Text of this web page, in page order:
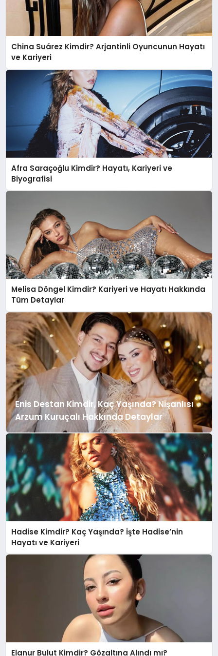
China Suárez Kimdir? Arjantinli Oyuncunun Hayatı
ve Kariyeri
Afra Saraçoğlu Kimdir? Hayatı, Kariyeri ve
Biyografisi
Melisa Döngel Kimdir? Kariyeri ve Hayatı Hakkında
Tüm Detaylar
Enis Destan Kimdir, Kaç Yaşında? Nişanlısı
Arzum Kuruçalı Hakkında Detaylar
Hadise Kimdir? Kaç Yaşında? İşte Hadise’nin
Hayatı ve Kariyeri
Elanur Bulut Kimdir? Gözaltına Alındı mı?